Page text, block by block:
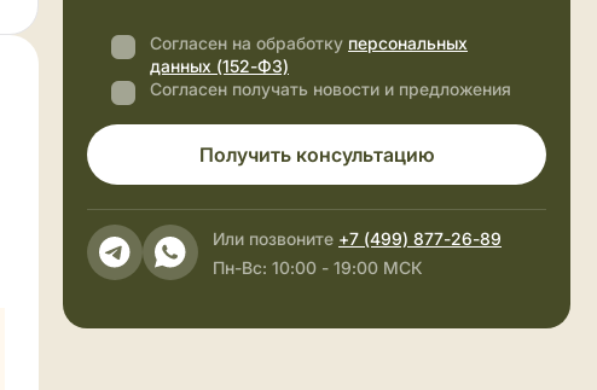
Согласен на обработку персональных
данных (152-ФЗ)
Согласен получать новости и предложения
Получить консультацию
Или позвоните +7 (499) 877-26-89
Пн-Вс: 10:00 - 19:00 МСК